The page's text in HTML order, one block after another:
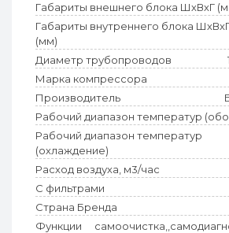
Габариты внешнего блока ШхВхГ
Габариты внутреннего блока
(мм)
Диаметр трубопроводов
Марка компрессора
Производитель
Рабочий диапазон температур
Рабочий диапазон температур
(охлаждение)
Расход воздуха, м3/час
С фильтрами
Страна Бренда
Функции